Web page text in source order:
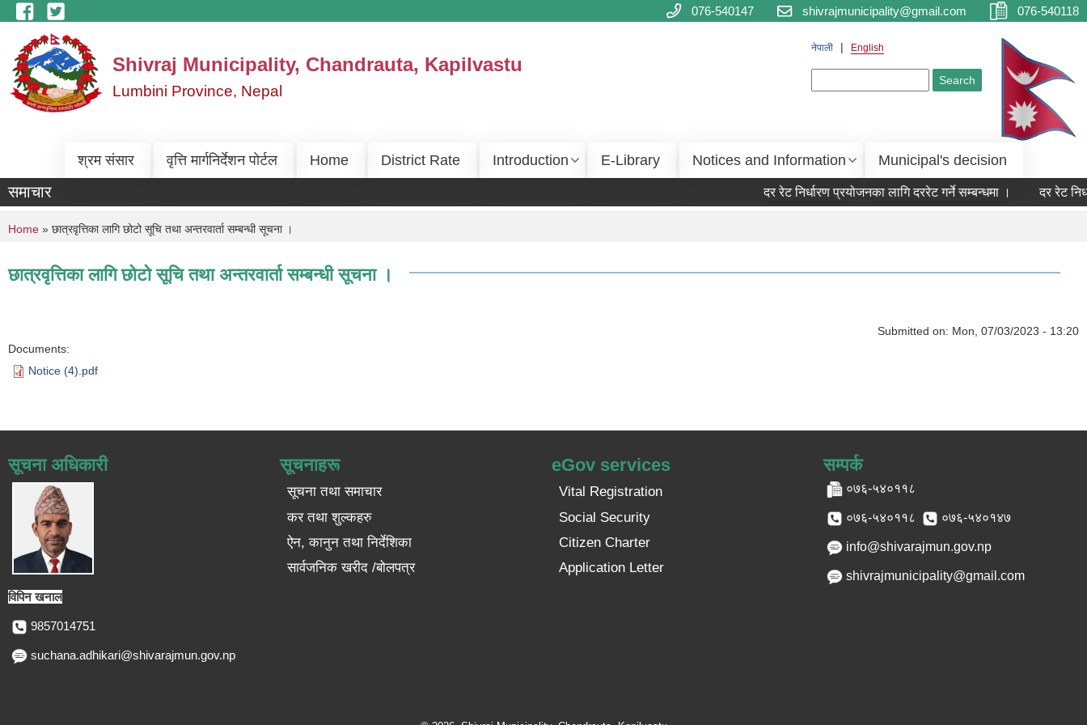
Skip to main content 076-540147 shivrajmunicipality@gmail.com 076-540118
Shivraj Municipality, Chandrauta, Kapilvastu
Lumbini Province, Nepal
नेपाली English
श्रम संसार वृत्ति मार्गनिर्देशन पोर्टल Home District Rate Introduction E-Library Notices and Information Municipal's decision
समाचार दर रेट निर्धारण प्रयोजनका लागि दररेट गर्ने सम्बन्धमा । दर रेट
You are here
Home » छात्रवृत्तिका लागि छोटो सूचि तथा अन्तरवार्ता सम्बन्धी सूचना ।
छात्रवृत्तिका लागि छोटो सूचि तथा अन्तरवार्ता सम्बन्धी सूचना ।
Submitted on: Mon, 07/03/2023 - 13:20
Documents:
Notice (4).pdf
सूचना अधिकारी
विपिन खनाल
9857014751
suchana.adhikari@shivarajmun.gov.np
सूचनाहरू
सूचना तथा समाचार
कर तथा शुल्कहरु
ऐन, कानुन तथा निर्देशिका
सार्वजनिक खरीद /बोलपत्र
eGov services
Vital Registration
Social Security
Citizen Charter
Application Letter
सम्पर्क
०७६-५४०११८
०७६-५४०११८ ०७६-५४०१४७
info@shivarajmun.gov.np
shivrajmunicipality@gmail.com